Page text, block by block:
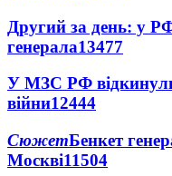
Другий за день: у
генерала13477
У МЗС РФ
війни12444
СюжетБенкет
Москві11504